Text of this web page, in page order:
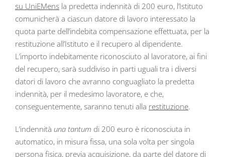
su UniEMensla predetta indennità di 200 euro, l’Istituto
comunicherà a ciascun datore di lavoro interessato la
quota parte dell’indebita compensazione effettuata, per la
restituzione all’Istituto e il recupero al dipendente.
L’importo indebitamente riconosciuto al lavoratore, ai fini
del recupero, sarà suddiviso in parti uguali tra i diversi
datori di lavoro che avranno conguagliato la predetta
indennità, per il medesimo lavoratore, e che,
conseguentemente, saranno tenuti alla restituzione.
L’indennità una tantum di 200 euro è riconosciuta in
automatico, in misura fissa, una sola volta per singola
persona fisica, previa acquisizione, da parte del datore di